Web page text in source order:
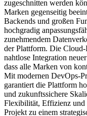
zugeschnitten werden
Marken gegenseitig
Backends und großen
hochgradig
zunehmendem
der Plattform. Die
nahtlose Integration
dass alle Marken von
Mit modernen DevOps-
garantiert die Plattform
und zukunftssichere
Flexibilität, Effizienz und
Projekt zu einem